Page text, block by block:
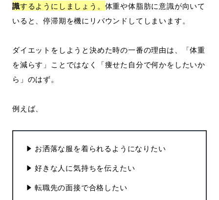
識するようにしましょう。 体重や体脂肪に意識が向いて
いると、停滞期を機にリバウンドしてしまいます。
ダイエットをしようと決めた時の一番の理由は、「体重
を減らす」ことではなく「痩せた自分で何かをしたいか
ら」のはず。
例えば、
お洒落な服を着られるようになりたい
好きな人に気持ちを伝えたい
転職先の面接で合格したい